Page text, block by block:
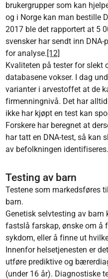
brukergrupper som kan
og i Norge kan man bestille
2017 ble det rapportert at 5
svensker har sendt inn
for analyse. [12]
Kvaliteten på tester for slekt
databasene vokser. I dag
varianter i arvestoffet at de
firmenningnivå. Det har
ikke har kjøpt en test kan
Forskere har beregnet at
har tatt en DNA-test, så kan
av befolkningen identifiseres.
Testing av barn
Testene som markedsføres
barn.
Genetisk selvtesting av
fastslå farskap, ønske om å
sykdom, eller å finne ut
Innenfor helsetjenesten er
utføre prediktive og
(under 16 år). Diagnostiske